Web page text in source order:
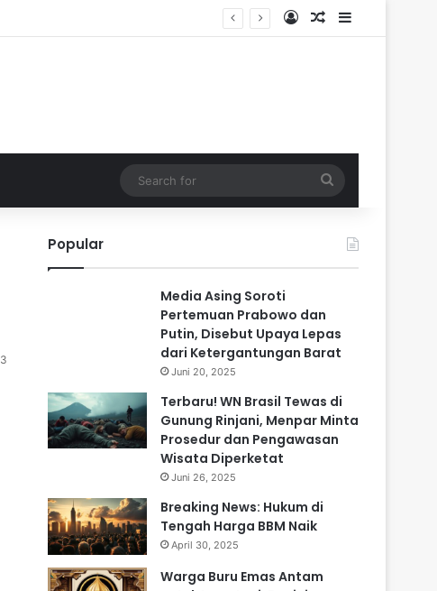
Log InRandom Article
Sidebar
for
3
Popular
Media Asing Soroti
Pertemuan Prabowo dan
Putin, Disebut Upaya Lepas
dari Ketergantungan Barat
Juni 20, 2025
Terbaru! WN Brasil Tewas di
Gunung Rinjani, Menpar Minta
Prosedur dan Pengawasan
Wisata Diperketat
Juni 26, 2025
Breaking News: Hukum di
Tengah Harga BBM Naik
April 30, 2025
Warga Buru Emas Antam